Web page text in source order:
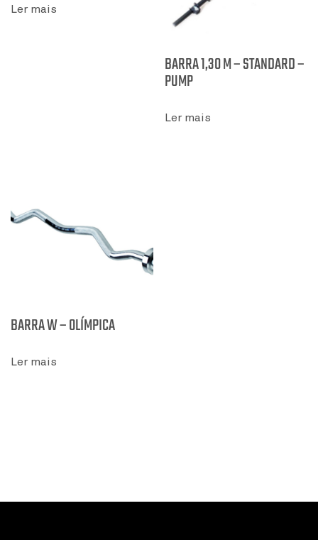
Ler mais
BARRA 1,30 M – STANDARD –
PUMP
Ler mais
BARRA W – OLÍMPICA
Ler mais